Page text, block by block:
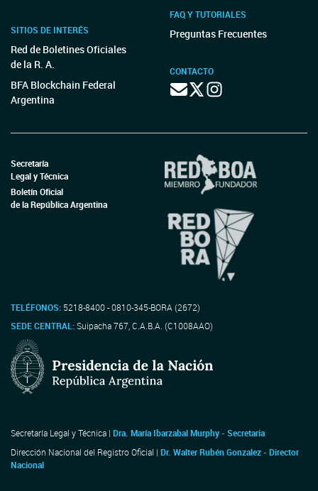
SITIOS DE INTERÉS
Red de Boletines Oficiales
de la R. A.
BFA Blockchain Federal
Argentina
FAQ Y TUTORIALES
Preguntas Frecuentes
CONTACTO
Secretaría
Legal y Técnica
Boletín Oficial
de la República Argentina
TELÉFONOS: 5218-8400 - 0810-345-BORA (2672)
SEDE CENTRAL:Suipacha 767, C.A.B.A. (C1008AAO)
Secretaría Legal y Técnica | Dra. María Ibarzabal Murphy - Secretaria
Dirección Nacional del Registro Oficial | Dr. Walter Rubén Gonzalez - Director
Nacional